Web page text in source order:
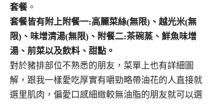
套餐。
套餐皆有附上附餐一:高麗菜絲(無限)、越光米(無
限)、味增清湯(無限)、附餐二:茶碗蒸、鮮魚味增
湯、前菜以及飲料、甜點。
對於豬排部位不熟悉的朋友，菜單上也有詳細圖
解，跟我一樣愛吃厚實有嚼勁略帶油花的人直接就
選里肌肉，偏愛口感細緻較無油脂的朋友就可以選